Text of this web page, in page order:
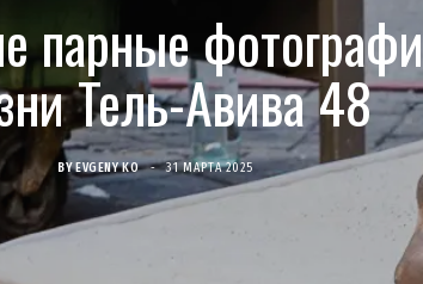
парные
Тель-Авива 48
BY EVGENY KO 31 МАРТА 2025